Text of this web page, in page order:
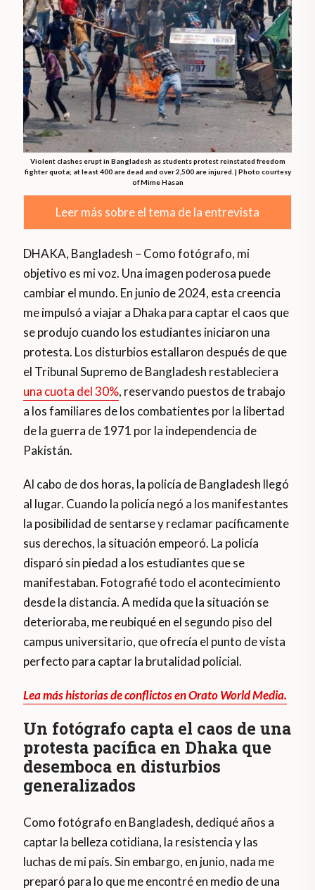
Violent clashes erupt in Bangladesh as students protest reinstated freedom
fighter quota; at least 400 are dead and over 2,500 are injured. | Photo courtesy
of Mime Hasan
Leer más sobre el tema de la entrevista
DHAKA, Bangladesh – Como fotógrafo, mi
objetivo es mi voz. Una imagen poderosa puede
cambiar el mundo. En junio de 2024, esta creencia
me impulsó a viajar a Dhaka para captar el caos que
se produjo cuando los estudiantes iniciaron una
protesta. Los disturbios estallaron después de que
el Tribunal Supremo de Bangladesh restableciera
una cuota del 30%, reservando puestos de trabajo
a los familiares de los combatientes por la libertad
de la guerra de 1971 por la independencia de
Pakistán.
Al cabo de dos horas, la policía de Bangladesh llegó
al lugar. Cuando la policía negó a los manifestantes
la posibilidad de sentarse y reclamar pacíficamente
sus derechos, la situación empeoró. La policía
disparó sin piedad a los estudiantes que se
manifestaban. Fotografié todo el acontecimiento
desde la distancia. A medida que la situación se
deterioraba, me reubiqué en el segundo piso del
campus universitario, que ofrecía el punto de vista
perfecto para captar la brutalidad policial.
Lea más historias de conflictos en Orato World Media.
Un fotógrafo capta el caos de una
protesta pacífica en Dhaka que
desemboca en disturbios
generalizados
Como fotógrafo en Bangladesh, dediqué años a
captar la belleza cotidiana, la resistencia y las
luchas de mi país. Sin embargo, en junio, nada me
preparó para lo que me encontré en medio de una